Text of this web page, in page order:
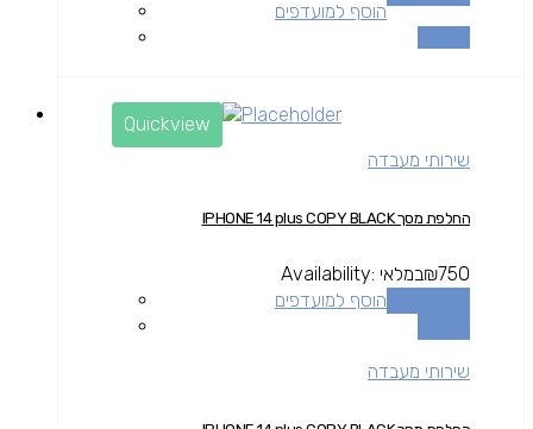
הוסף למועדפים
Quickview
שירותי מעבדה
החלפת מסך IPHONE 14 plus COPY BLACK
₪750
Availability: במלאי
הוסף למועדפים
שירותי מעבדה